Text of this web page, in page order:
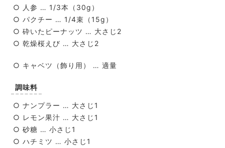
○ 人参 … 1/3本（30g）
○ パクチー … 1/4束（15g）
○ 砕いたピーナッツ … 大さじ2
○ 乾燥桜えび … 大さじ2
○ キャベツ（飾り用） … 適量
調味料
○ ナンプラー … 大さじ1
○ レモン果汁 … 大さじ1
○ 砂糖 … 小さじ1
○ ハチミツ … 小さじ1